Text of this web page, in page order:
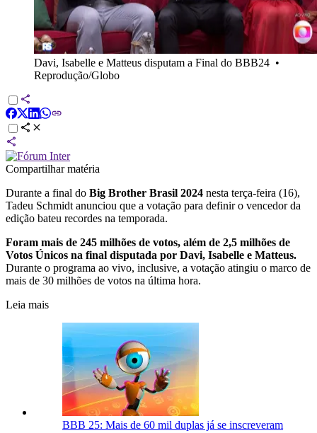
Davi, Isabelle e Matteus disputam a Final do BBB24 •
Reprodução/Globo
Compartilhar matéria
Durante a final do Big Brother Brasil 2024 nesta terça-feira (16),
Tadeu Schmidt anunciou que a votação para definir o vencedor da
edição bateu recordes na temporada.
Foram mais de 245 milhões de votos, além de 2,5 milhões de
Votos Únicos na final disputada por Davi, Isabelle e Matteus.
Durante o programa ao vivo, inclusive, a votação atingiu o marco de
mais de 30 milhões de votos na última hora.
Leia mais
BBB 25: Mais de 60 mil duplas já se inscreveram